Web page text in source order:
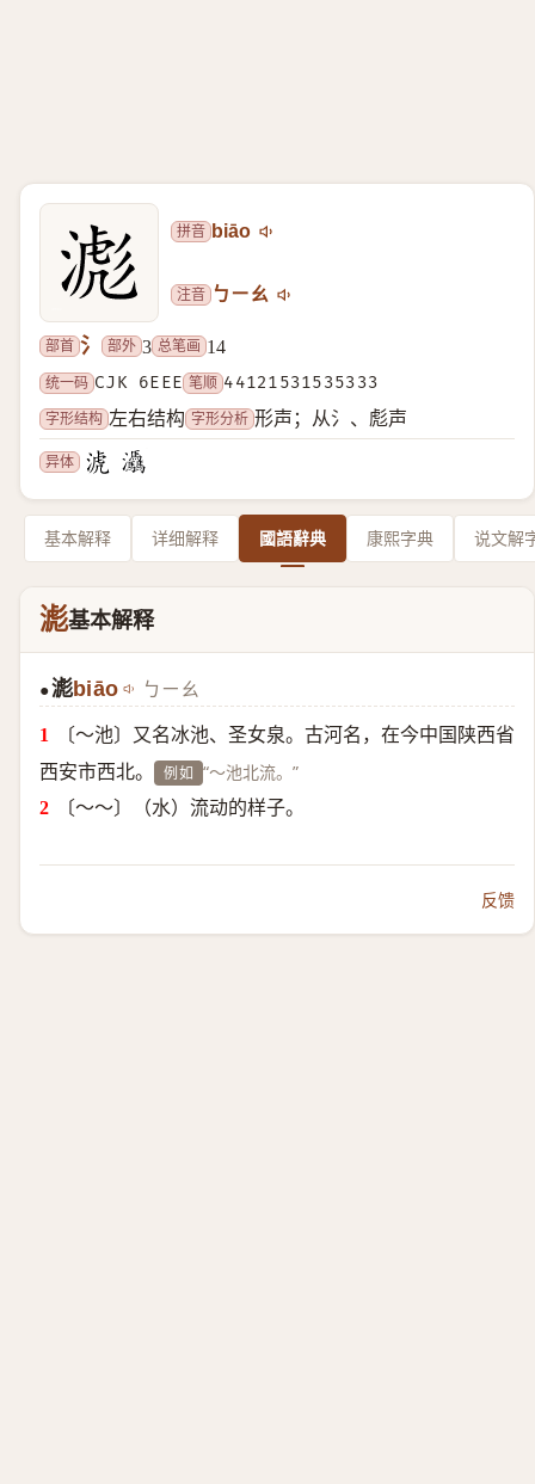
拼音 biāo
注音 ㄅㄧㄠ
部首 氵 部外 3 总笔画 14
统一码 CJK 6EEE 笔顺 44121531535333
字形结构 左右结构 字形分析 形声；从氵、彪声
异体
基本解释 详细解释 國語辭典 康熙字典 说文解
滮基本解释
●滮biāo ㄅㄧㄠ
〔～池〕又名冰池、圣女泉。古河名，在今中国陕西省
西安市西北。
例如 “～池北流。”
〔～～〕（水）流动的样子。
反馈